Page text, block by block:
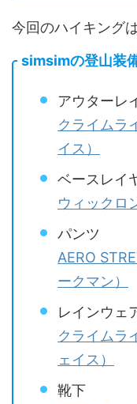
今回のハイキング
simsimの登山装
アウターレ
クライムラ
イス）
ベースレイ
ウィックロ
パンツ
AERO
ークマン）
レインウェ
クライムラ
ェイス）
靴下